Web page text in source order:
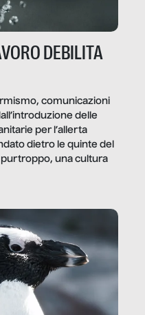
DEBILITA
comunicazioni
delle
per l’allerta
dietro le quinte del
una cultura